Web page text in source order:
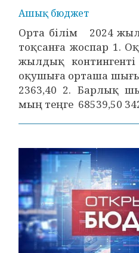
Ашық бюджет
Орта білім 2024
тоқсанға жоспар 1.
жылдық
оқушыға орташа
2363,40 2. Барлық
мың теңге 68539,50